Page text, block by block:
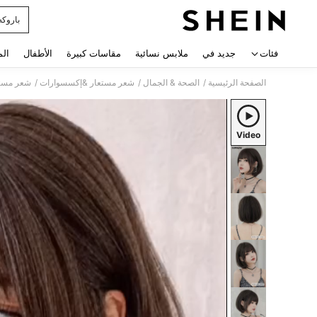
فئات جديد في ملابس نسائية مقاسات كبيرة الأطفال
الصفحة الرئيسية / الصحة & الجمال / شعر مستعار &إكسسوارات / شعر
Video